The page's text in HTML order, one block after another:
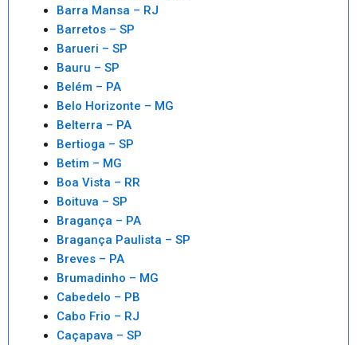
Barra Mansa – RJ
Barretos – SP
Barueri – SP
Bauru – SP
Belém – PA
Belo Horizonte – MG
Belterra – PA
Bertioga – SP
Betim – MG
Boa Vista – RR
Boituva – SP
Bragança – PA
Bragança Paulista – SP
Breves – PA
Brumadinho – MG
Cabedelo – PB
Cabo Frio – RJ
Caçapava – SP